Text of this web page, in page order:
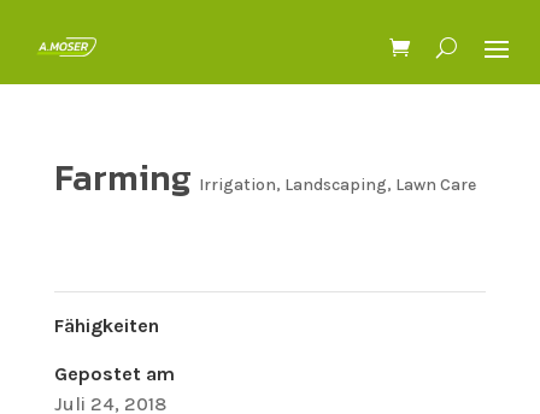
Farming Irrigation, Landscaping, Lawn Care
Fähigkeiten
Gepostet am
Juli 24, 2018